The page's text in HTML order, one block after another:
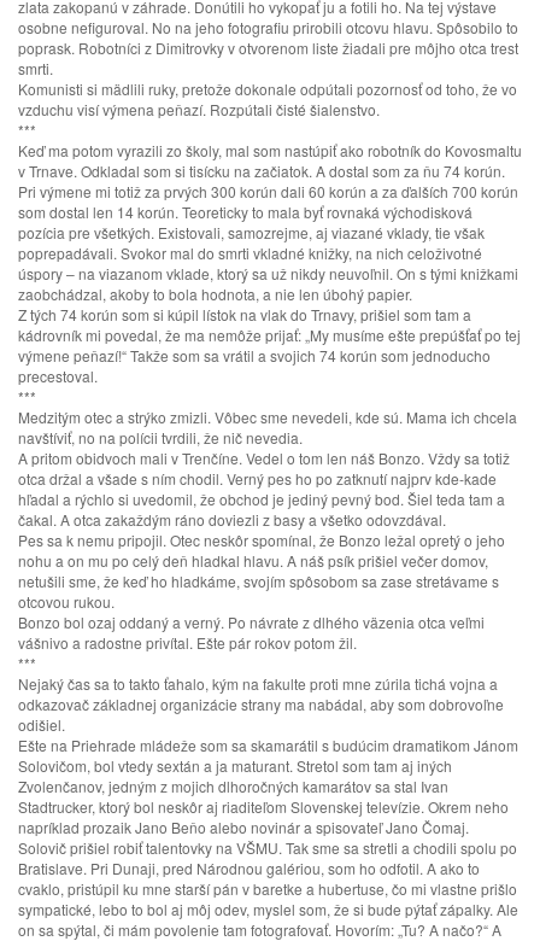
zlata zakopanú v záhrade. Donútili ho vykopať ju a fotili ho. Na tej výstave
osobne nefiguroval. No na jeho fotografiu prirobili otcovu hlavu. Spôsobilo to
poprask. Robotníci z Dimitrovky v otvorenom liste žiadali pre môjho otca trest
smrti.
Komunisti si mädlili ruky, pretože dokonale odpútali pozornosť od toho, že vo
vzduchu visí výmena peňazí. Rozpútali čisté šialenstvo.
***
Keď ma potom vyrazili zo školy, mal som nastúpiť ako robotník do Kovosmaltu
v Trnave. Odkladal som si tisícku na začiatok. A dostal som za ňu 74 korún.
Pri výmene mi totiž za prvých 300 korún dali 60 korún a za ďalších 700 korún
som dostal len 14 korún. Teoreticky to mala byť rovnaká východisková
pozícia pre všetkých. Existovali, samozrejme, aj viazané vklady, tie však
poprepadávali. Svokor mal do smrti vkladné knižky, na nich celoživotné
úspory – na viazanom vklade, ktorý sa už nikdy neuvoľnil. On s tými knižkami
zaobchádzal, akoby to bola hodnota, a nie len úbohý papier.
Z tých 74 korún som si kúpil lístok na vlak do Trnavy, prišiel som tam a
kádrovník mi povedal, že ma nemôže prijať: „My musíme ešte prepúšťať po tej
výmene peňazí!“ Takže som sa vrátil a svojich 74 korún som jednoducho
precestoval.
***
Medzitým otec a strýko zmizli. Vôbec sme nevedeli, kde sú. Mama ich chcela
navštíviť, no na polícii tvrdili, že nič nevedia.
A pritom obidvoch mali v Trenčíne. Vedel o tom len náš Bonzo. Vždy sa totiž
otca držal a všade s ním chodil. Verný pes ho po zatknutí najprv kde-kade
hľadal a rýchlo si uvedomil, že obchod je jediný pevný bod. Šiel teda tam a
čakal. A otca zakaždým ráno doviezli z basy a všetko odovzdával.
Pes sa k nemu pripojil. Otec neskôr spomínal, že Bonzo ležal opretý o jeho
nohu a on mu po celý deň hladkal hlavu. A náš psík prišiel večer domov,
netušili sme, že keď ho hladkáme, svojím spôsobom sa zase stretávame s
otcovou rukou.
Bonzo bol ozaj oddaný a verný. Po návrate z dlhého väzenia otca veľmi
vášnivo a radostne privítal. Ešte pár rokov potom žil.
***
Nejaký čas sa to takto ťahalo, kým na fakulte proti mne zúrila tichá vojna a
odkazovač základnej organizácie strany ma nabádal, aby som dobrovoľne
odišiel.
Ešte na Priehrade mládeže som sa skamarátil s budúcim dramatikom Jánom
Solovičom, bol vtedy sextán a ja maturant. Stretol som tam aj iných
Zvolenčanov, jedným z mojich dlhoročných kamarátov sa stal Ivan
Stadtrucker, ktorý bol neskôr aj riaditeľom Slovenskej televízie. Okrem neho
napríklad prozaik Jano Beňo alebo novinár a spisovateľ Jano Čomaj.
Solovič prišiel robiť talentovky na VŠMU. Tak sme sa stretli a chodili spolu po
Bratislave. Pri Dunaji, pred Národnou galériou, som ho odfotil. A ako to
cvaklo, pristúpil ku mne starší pán v baretke a hubertuse, čo mi vlastne prišlo
sympatické, lebo to bol aj môj odev, myslel som, že si bude pýtať zápalky. Ale
on sa spýtal, či mám povolenie tam fotografovať. Hovorím: „Tu? A načo?“ A